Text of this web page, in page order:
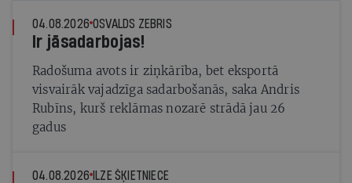
04.08.2026 OSVALDS ZEBRIS
Ir jāsadarbojas!
Radošuma avots ir ziņkārība, bet eksportā
visvairāk vajadzīga sadarbošanās, saka Andris
Rubīns, kurš reklāmas nozarē strādā jau 26
gadus
04.08.2026 ILZE ŠĶIETNIECE